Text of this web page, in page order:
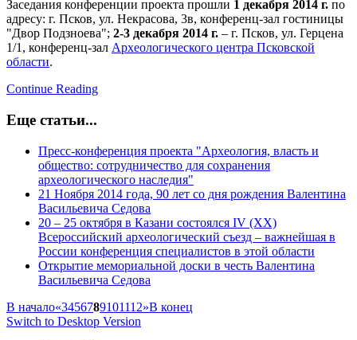
Заседания конференции проекта прошли 1 декабря 2014 г. по
адресу: г. Псков, ул. Некрасова, 3в, конференц-зал гостиницы
"Двор Подзноева"; 2-3 декабря 2014 г. – г. Псков, ул. Герцена
1/1, конференц-зал Археологического центра Псковской
области.
Continue Reading
Еще статьи...
Пресс-конференция проекта "Археология, власть и
общество: сотрудничество для сохранения
археологического наследия"
21 Ноября 2014 года, 90 лет со дня рождения Валентина
Васильевича Седова
20 – 25 октября в Казани состоялся IV (XX)
Всероссийский археологический съезд – важнейшая в
России конференция специалистов в этой области
Открытие мемориальной доски в честь Валентина
Васильевича Седова
В начало«3456789101112»В конец
Switch to Desktop Version